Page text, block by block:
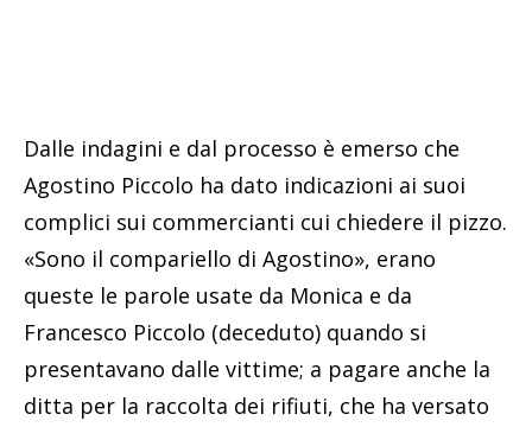
Dalle indagini e dal processo è emerso che
Agostino Piccolo ha dato indicazioni ai suoi
complici sui commercianti cui chiedere il pizzo.
«Sono il compariello di Agostino», erano
queste le parole usate da Monica e da
Francesco Piccolo (deceduto) quando si
presentavano dalle vittime; a pagare anche la
ditta per la raccolta dei rifiuti, che ha versato